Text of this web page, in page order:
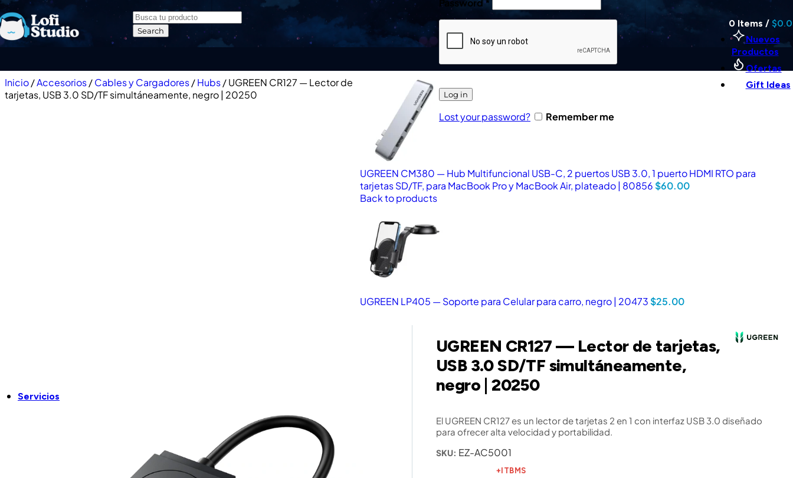
Skip to navigation Skip to main content
Search
Log in
Lost your password? Remember me
0 Items / $
Servicios
Nuevos
Productos
Ofertas
Gift Ideas
Inicio/Accesorios/Cables y Cargadores/Hubs/UGREEN CR127 — Lector de
tarjetas, USB 3.0 SD/TF simultáneamente, negro | 20250
UGREEN CM380 — Hub Multifuncional USB-C, 2 puertos USB 3.0, 1 puerto HDMI RTO para
tarjetas SD/TF, para MacBook Pro y MacBook Air, plateado | 80856 $60.00
Back to products
UGREEN LP405 — Soporte para Celular para carro, negro | 20473 $25.00
UGREEN CR127 — Lector de tarjetas,
USB 3.0 SD/TF simultáneamente,
negro | 20250
El UGREEN CR127 es un lector de tarjetas 2 en 1 con interfaz USB 3.0 diseñado
para ofrecer alta velocidad y portabilidad.
SKU: EZ-AC5001
+ITBMS